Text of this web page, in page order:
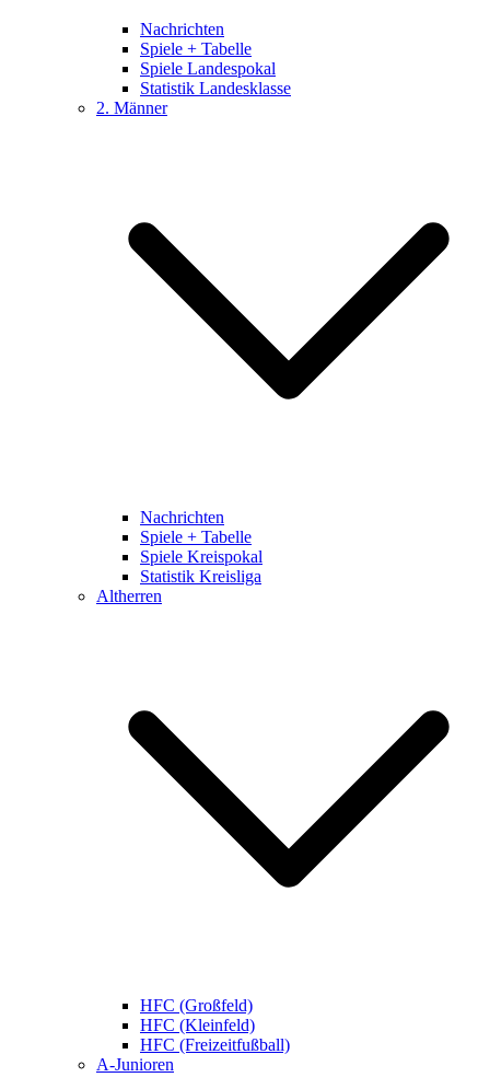
Nachrichten
Spiele + Tabelle
Spiele Landespokal
Statistik Landesklasse
2. Männer
Nachrichten
Spiele + Tabelle
Spiele Kreispokal
Statistik Kreisliga
Altherren
HFC (Großfeld)
HFC (Kleinfeld)
HFC (Freizeitfußball)
A-Junioren